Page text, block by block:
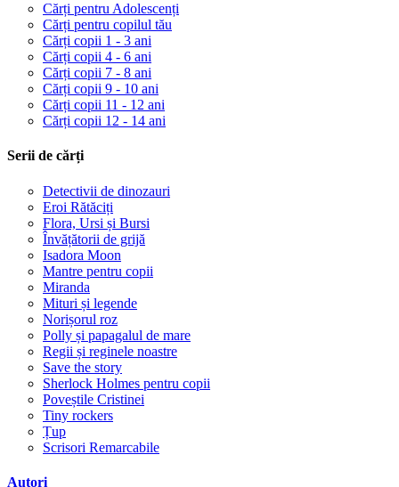
Cărți pentru Adolescenți
Cărți pentru copilul tău
Cărți copii 1 - 3 ani
Cărți copii 4 - 6 ani
Cărți copii 7 - 8 ani
Cărți copii 9 - 10 ani
Cărți copii 11 - 12 ani
Cărți copii 12 - 14 ani
Serii de cărți
Detectivii de dinozauri
Eroi Rătăciți
Flora, Ursi și Bursi
Învățătorii de grijă
Isadora Moon
Mantre pentru copii
Miranda
Mituri și legende
Norișorul roz
Polly și papagalul de mare
Regii și reginele noastre
Save the story
Sherlock Holmes pentru copii
Poveștile Cristinei
Tiny rockers
Țup
Scrisori Remarcabile
Autori